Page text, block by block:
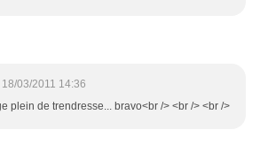
18/03/2011 14:36
plein de trendresse... bravo<br /> <br /> <br />